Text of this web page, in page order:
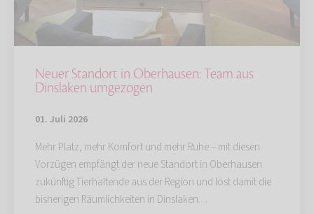
Neuer Standort in Oberhausen: Team aus
Dinslaken umgezogen
01. Juli 2026
Mehr Platz, mehr Komfort und mehr Ruhe – mit diesen
Vorzügen empfängt der neue Standort in Oberhausen
zukünftig Tierhaltende aus der Region und löst damit die
bisherigen Räumlichkeiten in Dinslaken…